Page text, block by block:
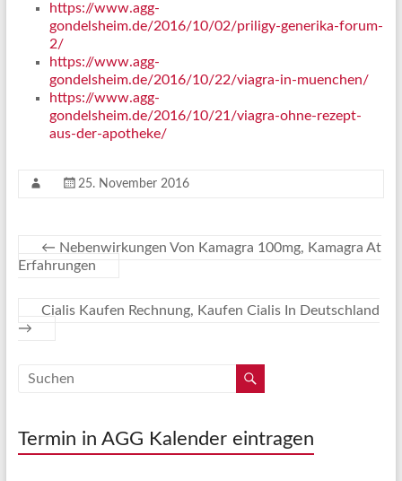
https://www.agg-
gondelsheim.de/2016/10/02/priligy-generika-forum-
2/
https://www.agg-
gondelsheim.de/2016/10/22/viagra-in-muenchen/
https://www.agg-
gondelsheim.de/2016/10/21/viagra-ohne-rezept-
aus-der-apotheke/
25. November 2016
← Nebenwirkungen Von Kamagra 100mg, Kamagra At
Erfahrungen
Cialis Kaufen Rechnung, Kaufen Cialis In Deutschland
→
Termin in AGG Kalender eintragen